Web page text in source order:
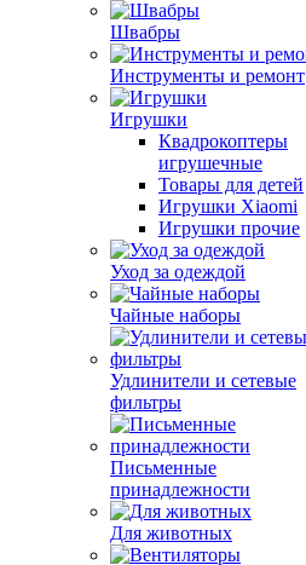
Швабры
Инструменты и ремонт
Игрушки
Квадрокоптеры
игрушечные
Товары для детей
Игрушки Xiaomi
Игрушки прочие
Уход за одеждой
Чайные наборы
Удлинители и сетевые
фильтры
Письменные
принадлежности
Для животных